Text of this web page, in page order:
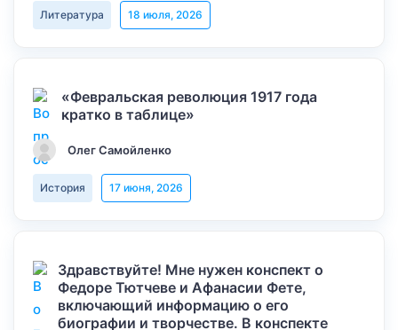
Литература 18 июля, 2026
«Февральская революция 1917 года
кратко в таблице»
Олег Самойленко
История 17 июня, 2026
Здравствуйте! Мне нужен конспект о
Федоре Тютчеве и Афанасии Фете,
включающий информацию о его
биографии и творчестве. В конспекте